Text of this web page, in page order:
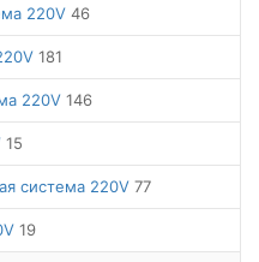
220V 46
181
220V 146
15
система 220V 77
19